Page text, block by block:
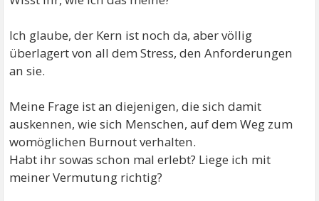
Ich glaube, der Kern ist noch da, aber völlig
überlagert von all dem Stress, den Anforderungen
an sie.
Meine Frage ist an diejenigen, die sich damit
auskennen, wie sich Menschen, auf dem Weg zum
womöglichen Burnout verhalten.
Habt ihr sowas schon mal erlebt? Liege ich mit
meiner Vermutung richtig?